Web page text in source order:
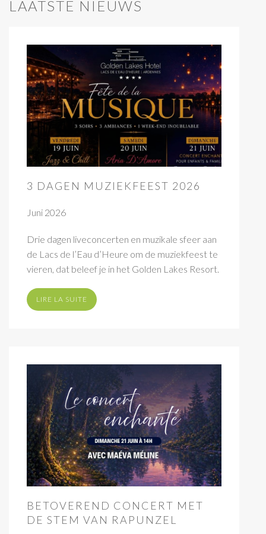
LAATSTE NIEUWS
3 DAGEN MUZIEKFEEST 2026
Juni 2026
Drie dagen liveconcerten en muzikale sfeer aan
de Lacs de l’Eau d’Heure om de muziekfeest te
vieren, dat beleef je in het Golden Lakes Resort.
LIRE LA SUITE
BETOVEREND CONCERT MET
DE STEM VAN RAPUNZEL